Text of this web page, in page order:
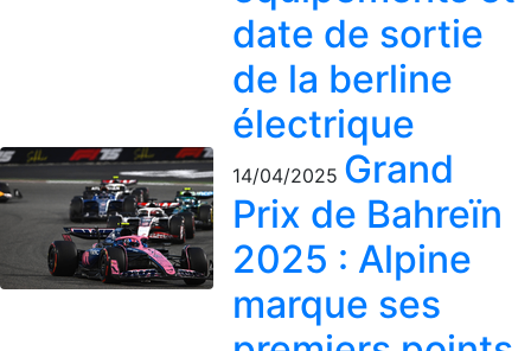
date de sortie
de la berline
électrique
14/04/2025 Grand
Prix de Bahreïn
2025 : Alpine
marque ses